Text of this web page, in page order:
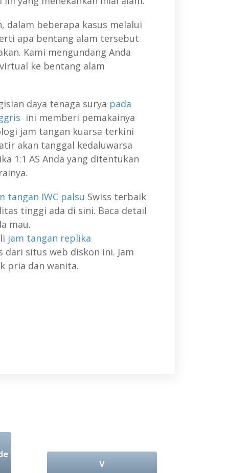
dalam beberapa kasus melalui
apa bentang alam tersebut
Kami mengundang Anda
ke bentang alam
daya tenaga surya pada
ini memberi pemakainya
jam tangan kuarsa terkini
akan tanggal kedaluwarsa
1:1 AS Anda yang ditentukan
tangan IWC palsu Swiss terbaik
tinggi ada di sini. Baca detail
mau.
jam tangan replika
dari situs web diskon ini. Jam
pria dan wanita.
V